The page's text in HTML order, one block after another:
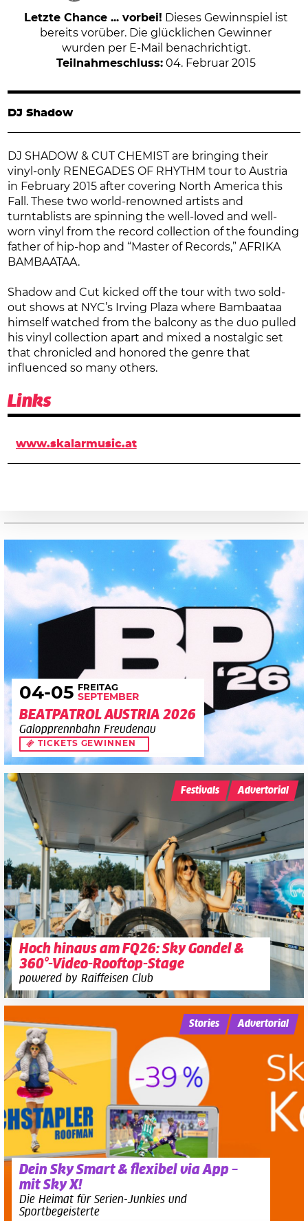
Letzte Chance ... vorbei! Dieses Gewinnspiel ist
bereits vorüber. Die glücklichen Gewinner
wurden per E-Mail benachrichtigt.
Teilnahmeschluss:04. Februar 2015
DJ Shadow
DJ SHADOW & CUT CHEMIST are bringing their
vinyl-only RENEGADES OF RHYTHM tour to Austria
in February 2015 after covering North America this
Fall. These two world-renowned artists and
turntablists are spinning the well-loved and well-
worn vinyl from the record collection of the founding
father of hip-hop and “Master of Records,” AFRIKA
BAMBAATAA.
Shadow and Cut kicked off the tour with two sold-
out shows at NYC’s Irving Plaza where Bambaataa
himself watched from the balcony as the duo pulled
his vinyl collection apart and mixed a nostalgic set
that chronicled and honored the genre that
influenced so many others.
Links
www.skalarmusic.at
04-05 FREITAG
SEPTEMBER
BEATPATROL AUSTRIA 2026
Galopprennbahn Freudenau
TICKETS GEWINNEN
Hoch hinaus am FQ26: Sky Gondel &
360°-Video-Rooftop-Stage
powered by Raiffeisen Club
Festivals Advertorial
Dein Sky Smart & flexibel via App –
mit Sky X!
Die Heimat für Serien-Junkies und
Sportbegeisterte
Stories Advertorial